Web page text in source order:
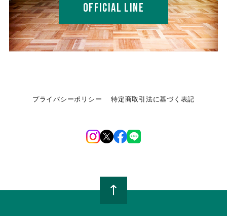
OFFICIAL LINE
プライバシーポリシー 特定商取引法に基づく表記